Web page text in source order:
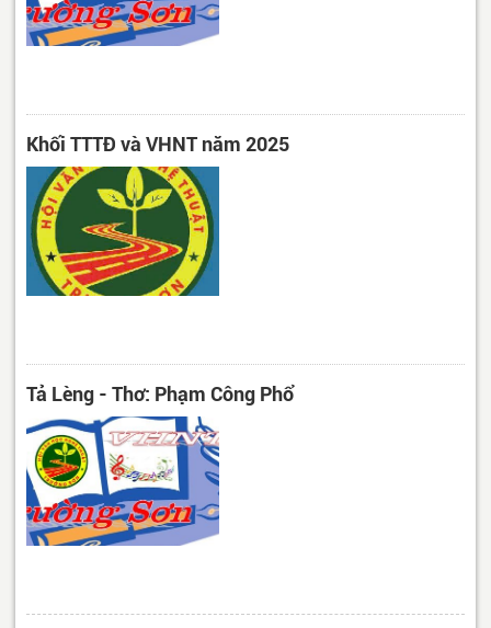
Khối TTTĐ và VHNT năm 2025
Tả Lèng - Thơ: Phạm Công Phổ